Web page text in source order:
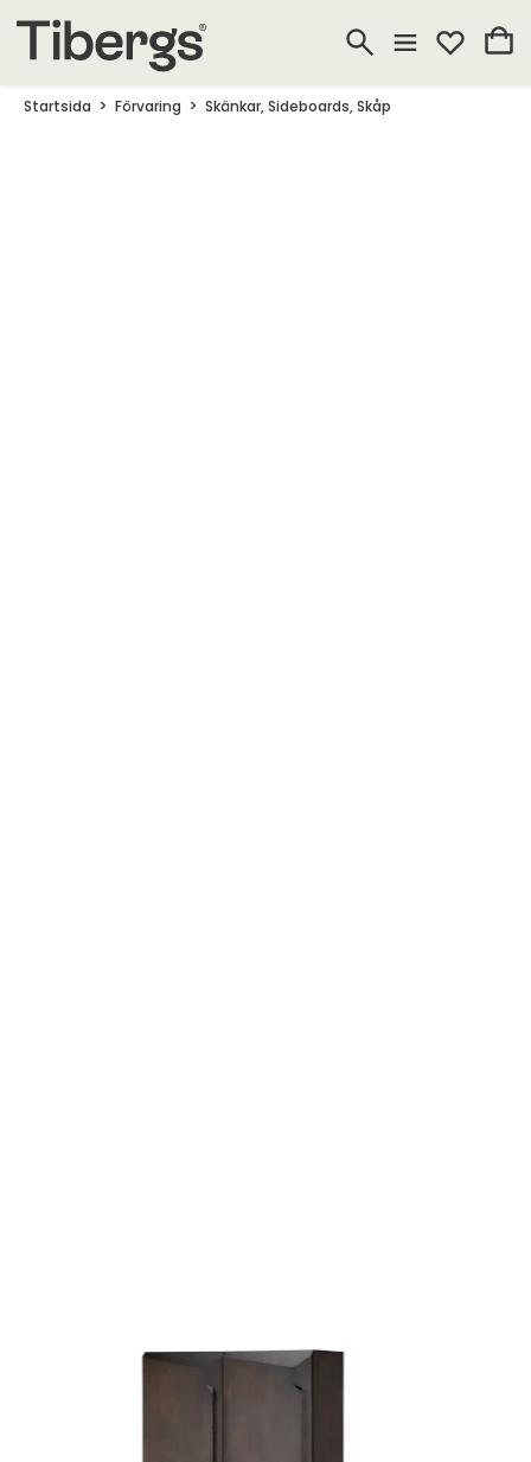
Startsida Förvaring Skänkar, Sideboards, Skåp